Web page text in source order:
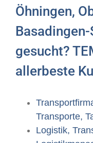
Öhningen,
gesucht?
allerbeste
Transporte,
Logistik,